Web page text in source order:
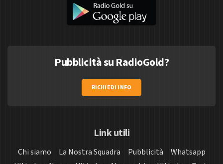
Pubblicità su RadioGold?
RICHIEDI INFO
Link utili
Chi siamo La Nostra Squadra Pubblicità
Whatsapp